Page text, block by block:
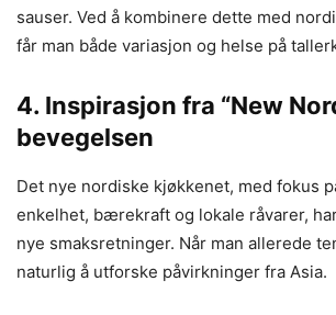
sauser. Ved å kombinere dette med
får man både variasjon og helse på
4. Inspirasjon fra “New
bevegelsen
Det nye nordiske kjøkkenet, med fokus
enkelhet, bærekraft og lokale råvarer,
nye smaksretninger. Når man allerede
naturlig å utforske påvirkninger fra Asia.